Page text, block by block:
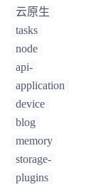
云原生
tasks
node
api-
application
device
blog
memory
storage-
plugins